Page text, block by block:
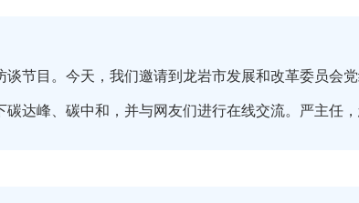
节目。今天，我们邀请到龙岩市发展和改革委员会
达峰、碳中和，并与网友们进行在线交流。严主任